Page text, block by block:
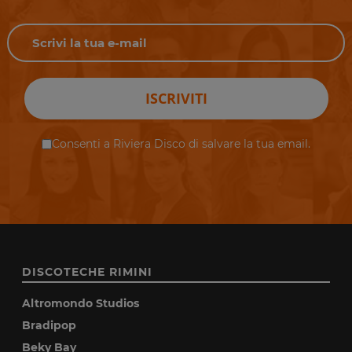
ISCRIVITI
Consenti a Riviera Disco di salvare la tua email.
DISCOTECHE RIMINI
Altromondo Studios
Bradipop
Beky Bay